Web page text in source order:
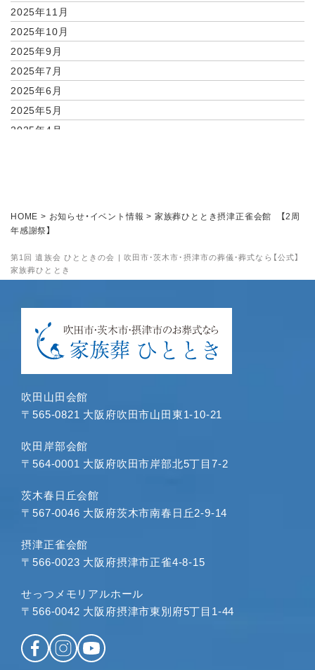
第1回 遺族会 ひとときの会 | 吹田市・茨木市・摂津市の葬儀・葬式なら【公式】
家族葬ひととき
2025年11月
2025年10月
2025年9月
2025年7月
2025年6月
2025年5月
2025年4月
2024年9月
2024年7月
2024年5月
2024年4月
2024年3月
2023年11月
2023年9月
2023年8月
2023年6月
2023年4月
2023年3月
2023年1月
2022年11月
2022年10月
HOME > お知らせ・イベント情報 > 家族葬ひととき摂津正雀会館 【2周
年感謝祭】
吹田山田会館
〒565-0821 大阪府吹田市山田東1-10-21
吹田岸部会館
〒564-0001 大阪府吹田市岸部北5丁目7-2
茨木春日丘会館
〒567-0046 大阪府茨木市南春日丘2-9-14
摂津正雀会館
〒566-0023 大阪府摂津市正雀4-8-15
せっつメモリアルホール
〒566-0042 大阪府摂津市東別府5丁目1-44